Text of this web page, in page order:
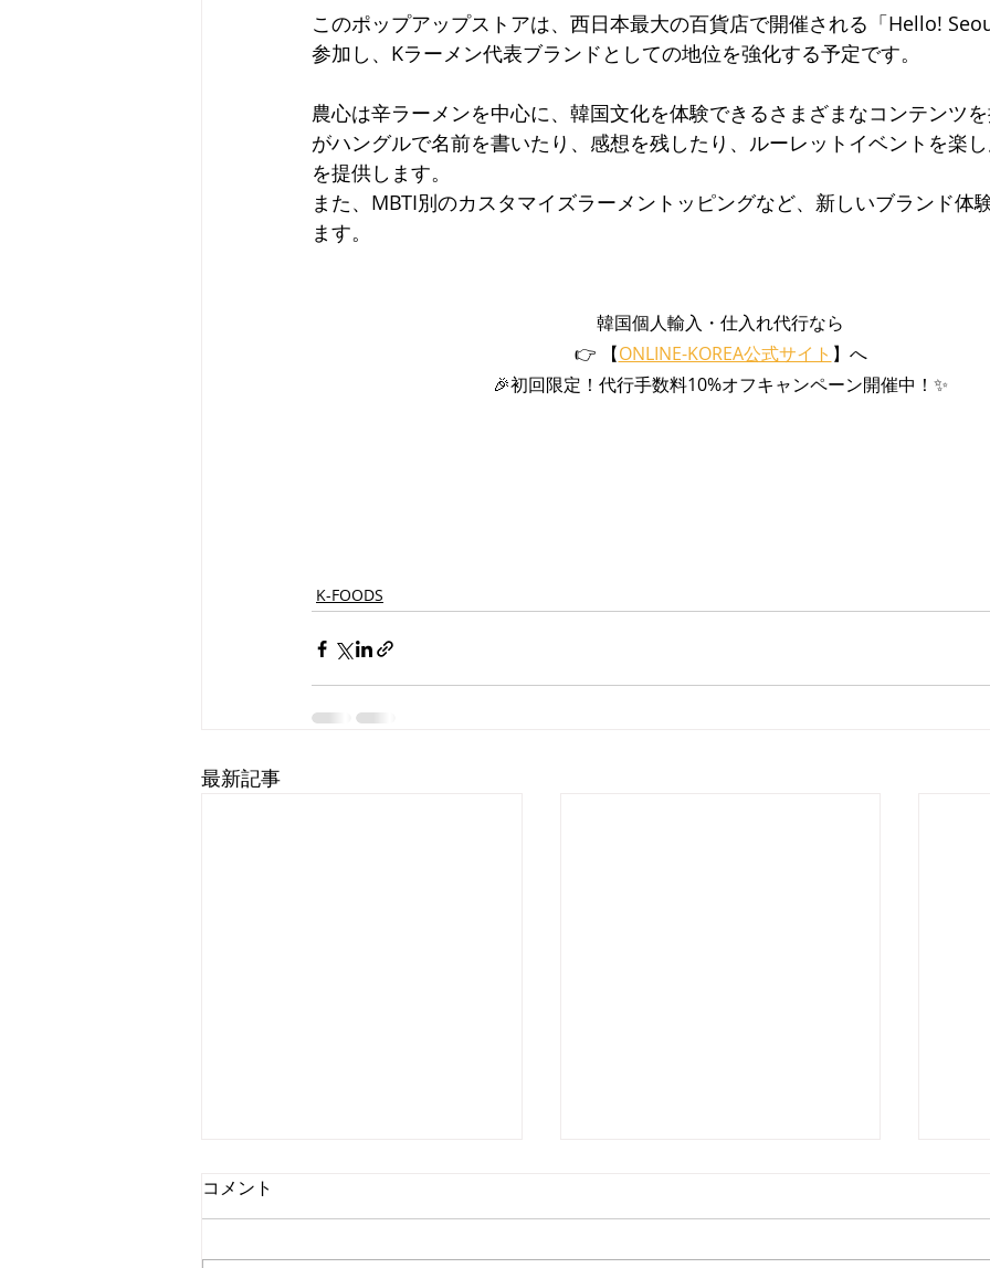
このポップアップストアは、西日本最大の百貨店で開催される「Hello!
参加し、Kラーメン代表ブランドとしての地位を強化する予定です。
農心は辛ラーメンを中心に、韓国文化を体験できるさまざまなコンテンツ
がハングルで名前を書いたり、感想を残したり、ルーレットイベントを楽
を提供します。
また、MBTI別のカスタマイズラーメントッピングなど、新しいブランド体
ます。
韓国個人輸入・仕入れ代行なら
👉 【ONLINE-KOREA公式サイト 】へ
🎉初回限定！代行手数料10%オフキャンペーン開催中！✨
K-FOODS
最新記事
コメント